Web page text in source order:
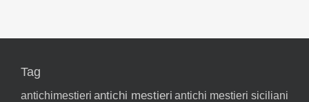
Tag
antichimestieri antichi mestieri antichi mestieri siciliani